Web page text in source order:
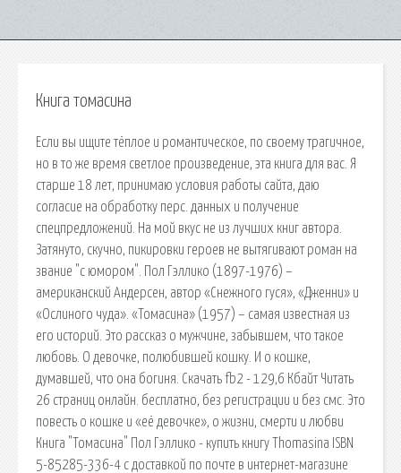
Книга томасина
Если вы ищите тёплое и романтическое, по своему трагичное,
но в то же время светлое произведение, эта книга для вас. Я
старше 18 лет, принимаю условия работы сайта, даю
согласие на обработку перс. данных и получение
спецпредложений. На мой вкус не из лучших книг автора.
Затянуто, скучно, пикировки героев не вытягивают роман на
звание "с юмором". Пол Гэллико (1897-1976) –
американский Андерсен, автор «Снежного гуся», «Дженни» и
«Ослиного чуда». «Томасина» (1957) – самая известная из
его историй. Это рассказ о мужчине, забывшем, что такое
любовь. О девочке, полюбившей кошку. И о кошке,
думавшей, что она богиня. Cкачать fb2 - 129,6 Кбайт Читать
26 страниц онлайн. бесплатно, без регистрации и без смс. Это
повесть о кошке и «её девочке», о жизни, смерти и любви
Книга "Томасина" Пол Гэллико - купить книгу Thomasina ISBN
5-85285-336-4 с доставкой по почте в интернет-магазине